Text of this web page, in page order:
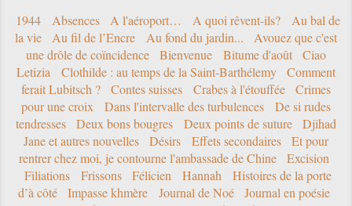
1944 Absences A l'aéroport… A quoi rêvent-ils?
Au bal de
la vie
Au fil de l’Encre Au fond du jardin...
Avouez que c'est
une drôle de coïncidence
Bienvenue Bitume d'août
Ciao
Letizia
Clothilde : au temps de la Saint-Barthélemy
Comment
ferait Lubitsch ?
Contes suisses Crabes à l'étouffée
Crimes
pour une croix
Dans l'intervalle des turbulences
De si rudes
tendresses
Deux bons bougres Deux points de suture
Djihad
Jane et autres nouvelles
Désirs Effets secondaires
Et pour
rentrer chez moi, je contourne l'ambassade de Chine
Excision
Filiations
Frissons Félicien Hannah
Histoires de la porte
d’à côté
Impasse khmère Journal de Noé
Journal en poésie